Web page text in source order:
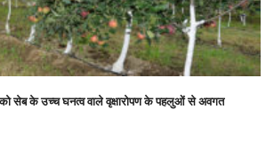
को सेब के उच्च घनत्व वाले वृक्षारोपण के पहलुओं से अवगत